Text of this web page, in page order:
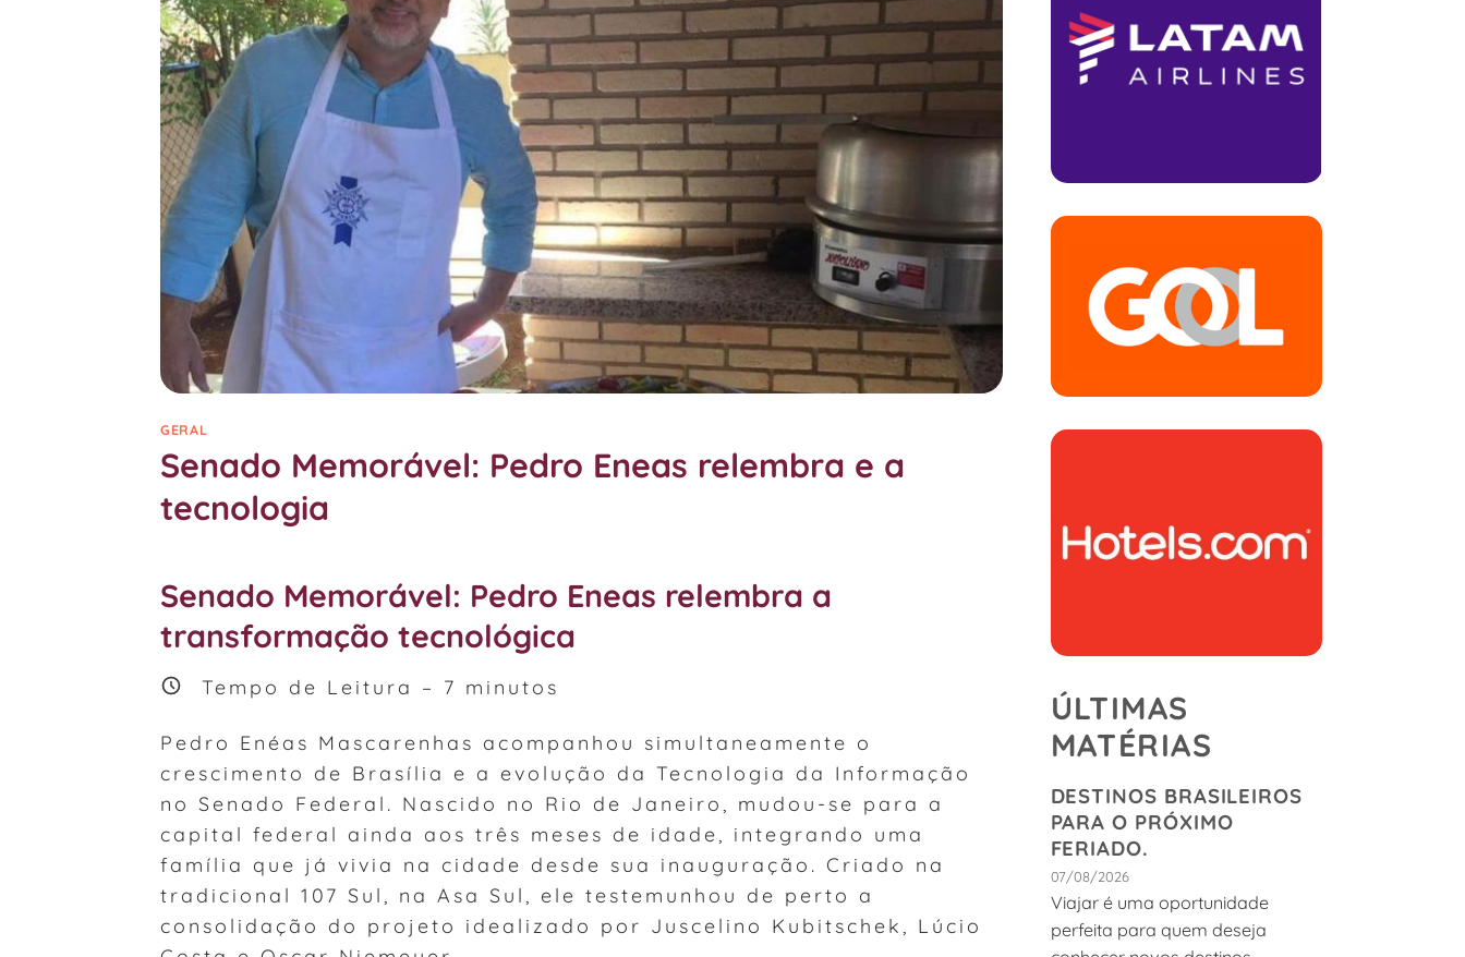
GERAL
Senado Memorável: Pedro Eneas relembra e a
tecnologia
Senado Memorável: Pedro Eneas relembra a
transformação tecnológica
Tempo de Leitura – 7 minutos
Pedro Enéas Mascarenhas acompanhou simultaneamente o
crescimento de Brasília e a evolução da Tecnologia da Informação
no Senado Federal. Nascido no Rio de Janeiro, mudou-se para a
capital federal ainda aos três meses de idade, integrando uma
família que já vivia na cidade desde sua inauguração. Criado na
tradicional 107 Sul, na Asa Sul, ele testemunhou de perto a
consolidação do projeto idealizado por Juscelino Kubitschek, Lúcio
ÚLTIMAS
MATÉRIAS
DESTINOS BRASILEIROS
PARA O PRÓXIMO
FERIADO.
07/08/2026
Viajar é uma oportunidade
perfeita para quem deseja